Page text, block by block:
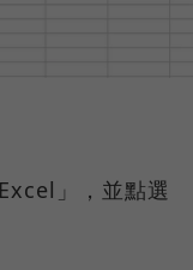
」，並點選